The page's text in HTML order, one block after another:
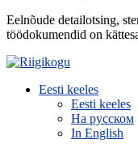
Eelnõude detailotsing,
töödokumendid on
Eesti keeles
Eesti keeles
На русском
In English